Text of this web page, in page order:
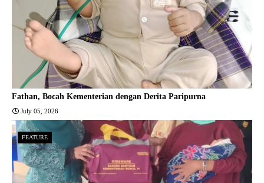
Fathan, Bocah Kementerian dengan Derita Paripurna
July 05, 2026
FEATURE